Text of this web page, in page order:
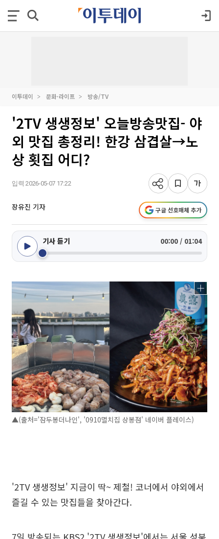
이투데이 문화·라이프 방송/TV
'2TV 생생정보' 오늘방송맛집- 야
외 맛집 총정리! 한강 삼겹살→노
상 횟집 어디?
입력 2026-05-07 17:22
장유진 기자 구글 선호매체 추가
기사 듣기 00:00 / 01:04
▲(출처='잠두봉더나인', '0910멸치집 상봉점' 네이버 플레이스)
'2TV 생생정보' 지금이 딱~ 제철! 코너에서 야외에서
즐길 수 있는 맛집들을 찾아간다.
7일 방송되는 KBS2 '2TV 생생정보'에서는 서울 성북